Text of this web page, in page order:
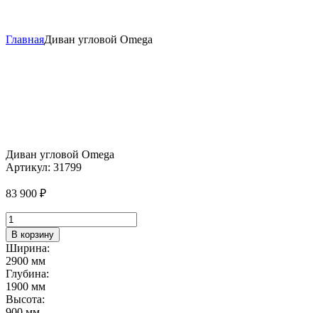
ГлавнаяДиван угловой Omega
Диван угловой Omega
Артикул: 31799
83 900 ₽
Количество
товара
Диван
угловой
Omega
В корзину
Ширина:
2900 мм
Глубина:
1900 мм
Высота: